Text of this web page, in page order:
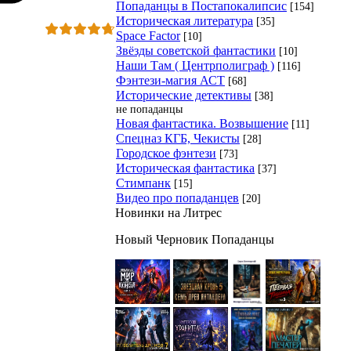
Попаданцы в Постапокалипсис [154]
Историческая литература [35]
Space Factor [10]
Звёзды советской фантастики [10]
Наши Там ( Центрполиграф ) [116]
Фэнтези-магия АСТ [68]
Исторические детективы [38]
не попаданцы
Новая фантастика. Возвышение [11]
Спецназ КГБ, Чекисты [28]
Городское фэнтези [73]
Историческая фантастика [37]
Стимпанк [15]
Видео про попаданцев [20]
Новинки на Литрес
Новый Черновик Попаданцы